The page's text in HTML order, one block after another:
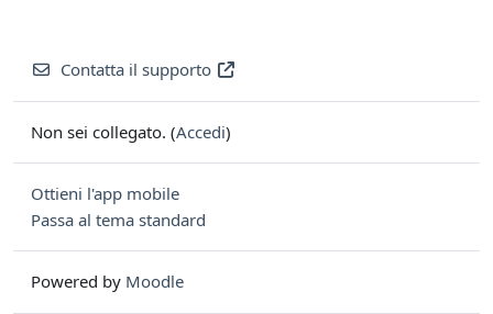
Contatta il supporto
Non sei collegato. (Accedi)
Ottieni l'app mobile
Passa al tema standard
Powered by Moodle